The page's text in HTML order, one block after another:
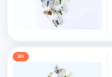
Хiт